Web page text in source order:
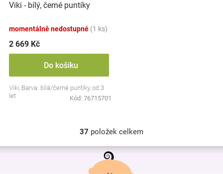
Viki - bílý, černé puntíky
momentálně nedostupné (1 ks)
2 669 Kč
Do košíku
Viki, Barva: bílá/černé puntíky, od 3
let
Kód: 76715701
O
v
l
37 položek celkem
Z